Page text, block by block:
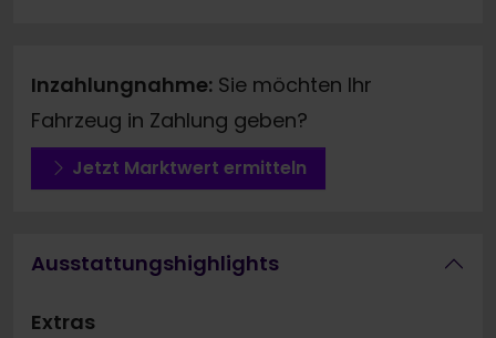
Inzahlungnahme: Sie möchten Ihr
Fahrzeug in Zahlung geben?
Jetzt Marktwert ermitteln
Ausstattungshighlights
Extras